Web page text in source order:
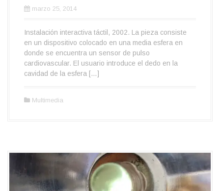
marzo 25, 2014
Instalación interactiva táctil, 2002. La pieza consiste
en un dispositivo colocado en una media esfera en
donde se encuentra un sensor de pulso
cardiovascular. El usuario introduce el dedo en la
cavidad de la esfera […]
Multimedia